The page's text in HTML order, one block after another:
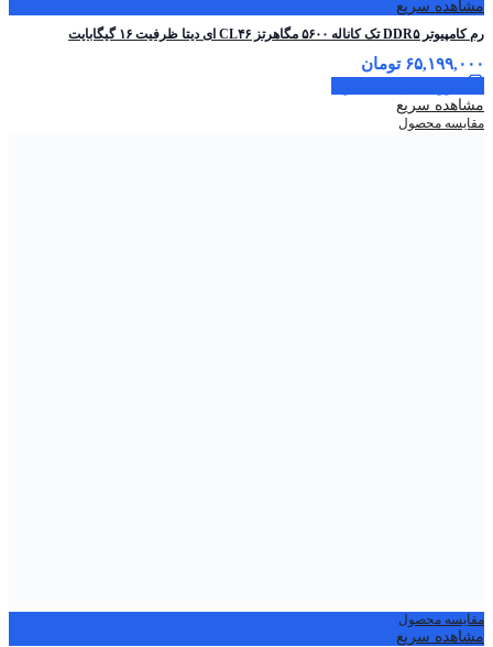
مشاهده سریع
رم کامپیوتر DDR۵ تک کاناله ۵۶۰۰ مگاهرتز CL۴۶ ای دیتا ظرفیت ۱۶ گیگابایت
۶۵,۱۹۹,۰۰۰ تومان
مشاهده سریع
مقایسه محصول
مقایسه محصول
مشاهده سریع